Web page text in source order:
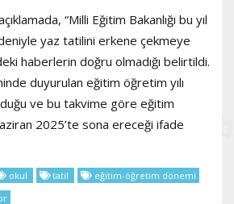
“Milli Eğitim Bakanlığı bu yıl
yaz tatilini erkene çekmeye
haberlerin doğru olmadığı belirtildi.
duyurulan eğitim öğretim yılı
ve bu takvime göre eğitim
2025’te sona ereceği ifade
okul tatil
eğitim-öğretim dönemi